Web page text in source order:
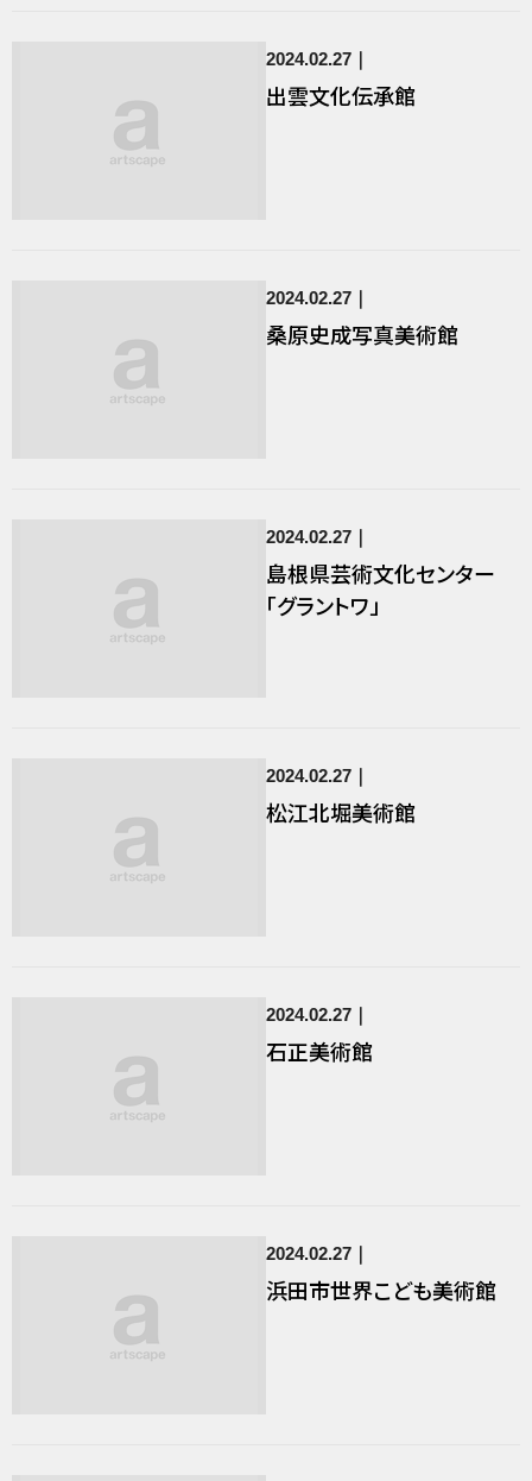
2024.02.27
出雲文化伝承館
2024.02.27
桑原史成写真美術館
2024.02.27
島根県芸術文化センター
「グラントワ」
2024.02.27
松江北堀美術館
2024.02.27
石正美術館
2024.02.27
浜田市世界こども美術館